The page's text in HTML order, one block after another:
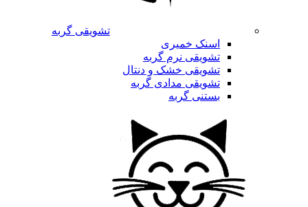
تشویقی گربه
اسنک خمیری
تشویقی نرم گربه
تشویقی خشک و دنتال
تشویقی مدادی گربه
بستنی گربه